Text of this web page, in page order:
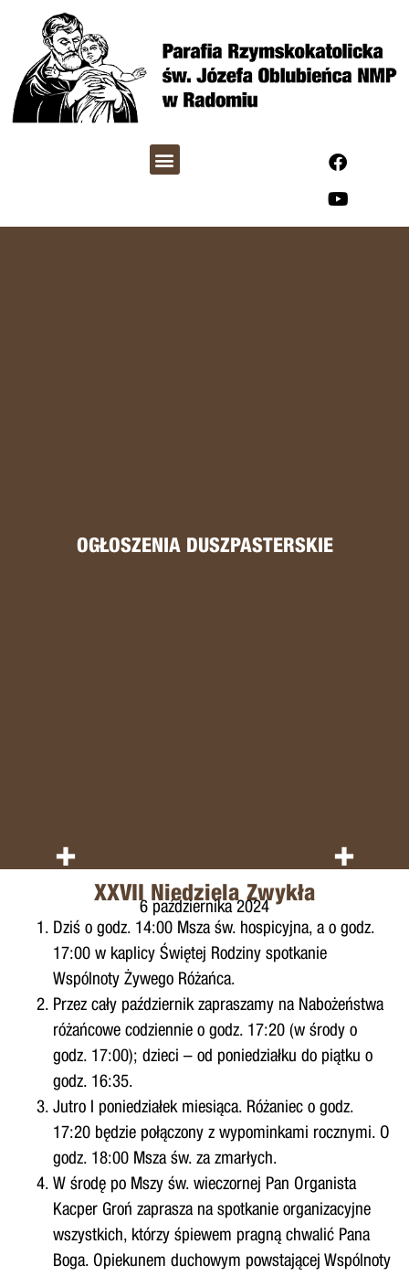
+
OGŁOSZENIA DUSZPASTERSKIE
+
XXVII Niedziela Zwykła
6 października 2024
Dziś o godz. 14:00 Msza św. hospicyjna, a o godz.
17:00 w kaplicy Świętej Rodziny spotkanie
Wspólnoty Żywego Różańca.
Przez cały październik zapraszamy na Nabożeństwa
różańcowe codziennie o godz. 17:20 (w środy o
godz. 17:00); dzieci – od poniedziałku do piątku o
godz. 16:35.
Jutro I poniedziałek miesiąca. Różaniec o godz.
17:20 będzie połączony z wypominkami rocznymi. O
godz. 18:00 Msza św. za zmarłych.
W środę po Mszy św. wieczornej Pan Organista
Kacper Groń zaprasza na spotkanie organizacyjne
wszystkich, którzy śpiewem pragną chwalić Pana
Boga. Opiekunem duchowym powstającej Wspólnoty